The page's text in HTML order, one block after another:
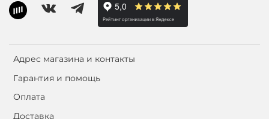
Адрес магазина и контакты
Гарантия и помощь
Оплата
Доставка